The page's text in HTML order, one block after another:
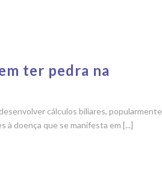
ter pedra na
cálculos biliares, popularmente
à doença que se manifesta em [...]